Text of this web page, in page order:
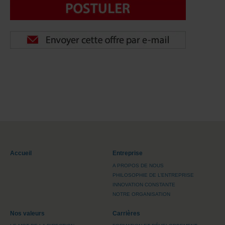
Accueil Entreprise
A PROPOS DE NOUS
PHILOSOPHIE DE L’ENTREPRISE
INNOVATION CONSTANTE
NOTRE ORGANISATION
Nos valeurs Carrières